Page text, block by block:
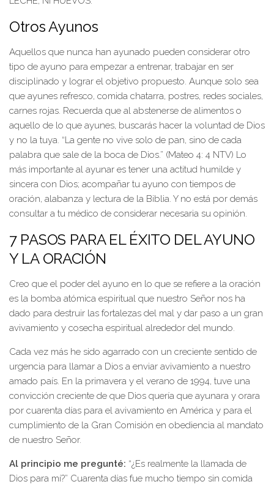
Otros Ayunos
Aquellos que nunca han ayunado pueden considerar otro
tipo de ayuno para empezar a entrenar, trabajar en ser
disciplinado y lograr el objetivo propuesto. Aunque solo sea
que ayunes refresco, comida chatarra, postres, redes sociales,
carnes rojas. Recuerda que al abstenerse de alimentos o
aquello de lo que ayunes, buscarás hacer la voluntad de Dios
y no la tuya. “La gente no vive solo de pan, sino de cada
palabra que sale de la boca de Dios.” (Mateo 4: 4 NTV) Lo
más importante al ayunar es tener una actitud humilde y
sincera con Dios; acompañar tu ayuno con tiempos de
oración, alabanza y lectura de la Biblia. Y no está por demás
consultar a tu médico de considerar necesaria su opinión.
7 PASOS PARA EL ÉXITO DEL AYUNO
Y LA ORACIÓN
Creo que el poder del ayuno en lo que se refiere a la oración
es la bomba atómica espiritual que nuestro Señor nos ha
dado para destruir las fortalezas del mal y dar paso a un gran
avivamiento y cosecha espiritual alrededor del mundo.
Cada vez más he sido agarrado con un creciente sentido de
urgencia para llamar a Dios a enviar avivamiento a nuestro
amado país. En la primavera y el verano de 1994, tuve una
convicción creciente de que Dios quería que ayunara y orara
por cuarenta días para el avivamiento en América y para el
cumplimiento de la Gran Comisión en obediencia al mandato
de nuestro Señor.
Al principio me pregunté: “¿Es realmente la llamada de
Dios para mí?” Cuarenta días fue mucho tiempo sin comida